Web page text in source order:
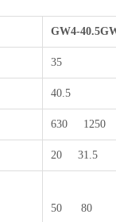
GW4-
35
40.5
630 1250
20
50 80